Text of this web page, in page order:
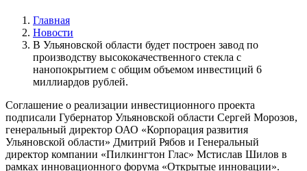
Главная
Новости
В Ульяновской области будет построен завод по
производству высококачественного стекла с
нанопокрытием с общим объемом инвестиций 6
миллиардов рублей.
Соглашение о реализации инвестиционного проекта
подписали Губернатор Ульяновской области Сергей Морозов,
генеральный директор ОАО «Корпорация развития
Ульяновской области» Дмитрий Рябов и Генеральный
директор компании «Пилкингтон Глас» Мстислав Шилов в
рамках инновационного форума «Открытые инновации».